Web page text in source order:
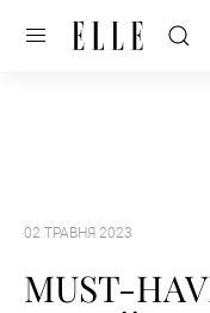
02 ТРАВНЯ 2023
MUST-